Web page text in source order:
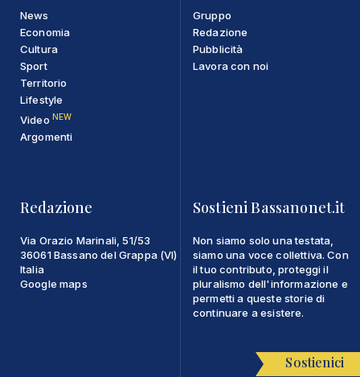
News
Economia
Cultura
Sport
Territorio
Lifestyle
Video NEW
Argomenti
Gruppo
Redazione
Pubblicità
Lavora con noi
Redazione
Via Orazio Marinali, 51/53
36061 Bassano del Grappa (VI)
Italia
Google maps
Sostieni Bassanonet.it
Non siamo solo una testata,
siamo una voce collettiva. Con
il tuo contributo, proteggi il
pluralismo dell'informazione e
permetti a queste storie di
continuare a esistere.
Sostienici